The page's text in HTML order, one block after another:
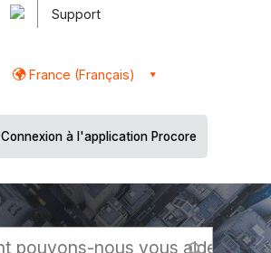
Support
France (Français)
Connexion à l'application Procore